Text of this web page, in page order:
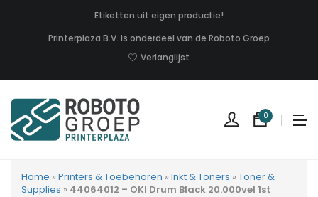
Etiketten uit eigen productie!
Printerplaza B.V. is onderdeel van de Roboto Groep
Verlanglijst
0
Home » Printers & Toebehoren » Inkt & Toners » Toner &
Supplies » 44064012 – OKI Drum Black 20.000vel 1st